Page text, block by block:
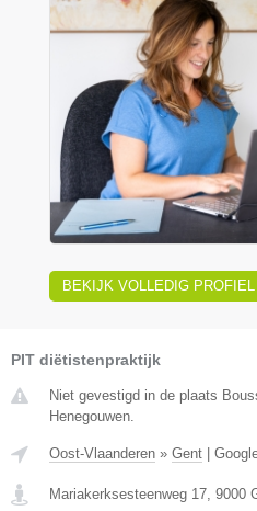
BEKIJK VOLLEDIG PROFIEL
PIT diëtistenpraktijk
Niet gevestigd in de plaats
Henegouwen.
Oost-Vlaanderen » Gent
Mariakerksesteenweg 17, 9000